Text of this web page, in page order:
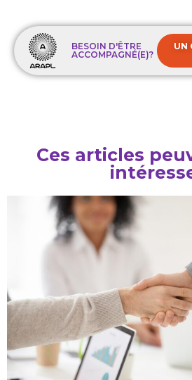
BESOIN D'ÊTRE
ACCOMPAGNÉ(E)?
UN
Ces articles